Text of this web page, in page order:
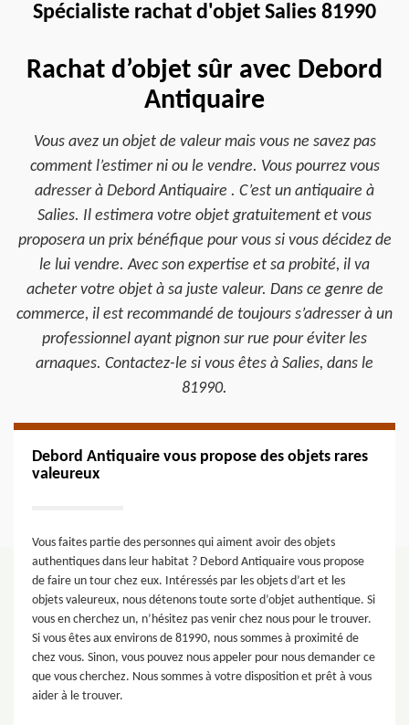
Spécialiste rachat d'objet Salies 81990
Rachat d’objet sûr avec Debord
Antiquaire
Vous avez un objet de valeur mais vous ne savez pas
comment l’estimer ni ou le vendre. Vous pourrez vous
adresser à Debord Antiquaire . C’est un antiquaire à
Salies. Il estimera votre objet gratuitement et vous
proposera un prix bénéfique pour vous si vous décidez de
le lui vendre. Avec son expertise et sa probité, il va
acheter votre objet à sa juste valeur. Dans ce genre de
commerce, il est recommandé de toujours s’adresser à un
professionnel ayant pignon sur rue pour éviter les
arnaques. Contactez-le si vous êtes à Salies, dans le
81990.
Debord Antiquaire vous propose des objets rares
valeureux
Vous faites partie des personnes qui aiment avoir des objets
authentiques dans leur habitat ? Debord Antiquaire vous propose
de faire un tour chez eux. Intéressés par les objets d’art et les
objets valeureux, nous détenons toute sorte d’objet authentique. Si
vous en cherchez un, n’hésitez pas venir chez nous pour le trouver.
Si vous êtes aux environs de 81990, nous sommes à proximité de
chez vous. Sinon, vous pouvez nous appeler pour nous demander ce
que vous cherchez. Nous sommes à votre disposition et prêt à vous
aider à le trouver.